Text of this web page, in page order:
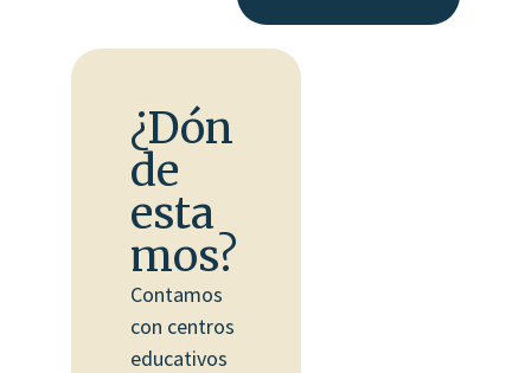
¿Dón
de
esta
mos?
Contamos
con centros
educativos